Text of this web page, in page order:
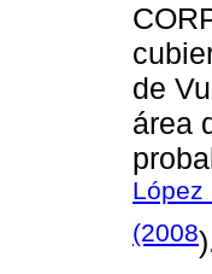
de
área
López
(2008